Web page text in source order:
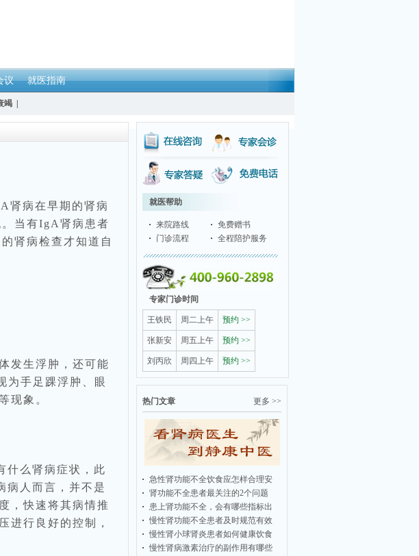
议 就医指南
竭
病在早期的肾病
当有IgA肾病患者
肾病检查才知道自
发生浮肿，还可能
为手足踝浮肿、眼
现象。
么肾病症状，此
病人而言，并不是
，快速将其病情推
进行良好的控制，
就医帮助
来院路线
免费赠书
门诊流程
全程陪护服务
专家门诊时间
王铁民 周二上午 预约 >>
张新安 周五上午 预约 >>
刘丙欣 周四上午 预约 >>
热门文章 更多 >>
急性肾功能不全饮食应怎样合理安
肾功能不全患者最关注的2个问题
患上肾功能不全，会有哪些指标出
慢性肾功能不全患者及时规范有效
慢性肾小球肾炎患者如何健康饮食
慢性肾病激素治疗的副作用有哪些